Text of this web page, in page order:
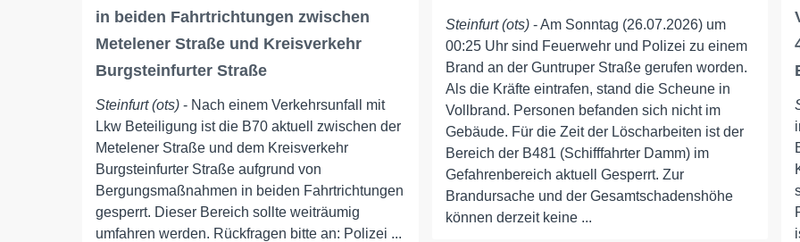
in beiden Fahrtrichtungen zwischen
Metelener Straße und Kreisverkehr
Burgsteinfurter Straße
Steinfurt (ots) - Nach einem Verkehrsunfall mit
Lkw Beteiligung ist die B70 aktuell zwischen der
Metelener Straße und dem Kreisverkehr
Burgsteinfurter Straße aufgrund von
Bergungsmaßnahmen in beiden Fahrtrichtungen
gesperrt. Dieser Bereich sollte weiträumig
umfahren werden. Rückfragen bitte an: Polizei ...
Steinfurt (ots)- Am Sonntag (26.07.2026) um
00:25 Uhr sind Feuerwehr und Polizei zu einem
Brand an der Guntruper Straße gerufen worden.
Als die Kräfte eintrafen, stand die Scheune in
Vollbrand. Personen befanden sich nicht im
Gebäude. Für die Zeit der Löscharbeiten ist der
Bereich der B481 (Schifffahrter Damm) im
Gefahrenbereich aktuell Gesperrt. Zur
Brandursache und der Gesamtschadenshöhe
können derzeit keine ...